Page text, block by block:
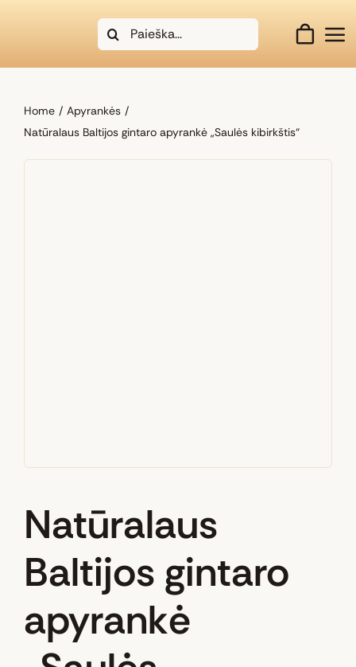
Search
for:
Home
Apyrankės
Natūralaus Baltijos gintaro apyrankė „Saulės kibirkštis“
Natūralaus
Baltijos gintaro
apyrankė